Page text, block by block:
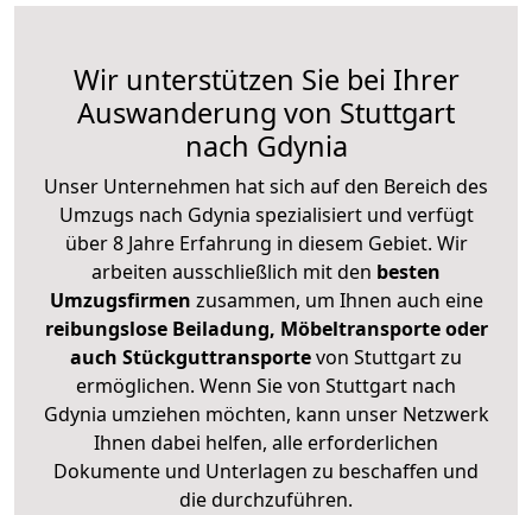
Wir unterstützen Sie bei Ihrer
Auswanderung von Stuttgart
nach Gdynia
Unser Unternehmen hat sich auf den Bereich des
Umzugs nach Gdynia spezialisiert und verfügt
über 8 Jahre Erfahrung in diesem Gebiet. Wir
arbeiten ausschließlich mit den besten
Umzugsfirmen zusammen, um Ihnen auch eine
reibungslose Beiladung, Möbeltransporte oder
auch Stückguttransportevon Stuttgart zu
ermöglichen. Wenn Sie von Stuttgart nach
Gdynia umziehen möchten, kann unser Netzwerk
Ihnen dabei helfen, alle erforderlichen
Dokumente und Unterlagen zu beschaffen und
die durchzuführen.